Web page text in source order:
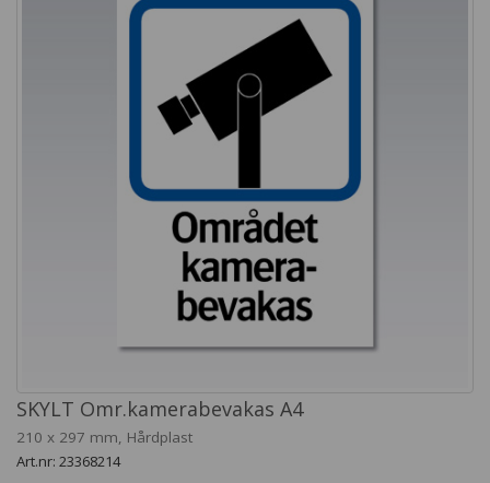
SKYLT Omr.kamerabevakas A4
210 x 297 mm, Hårdplast
Art.nr: 23368214